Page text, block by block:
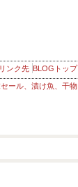
ンク先 BLOGトップ
ール、漬け魚、干物